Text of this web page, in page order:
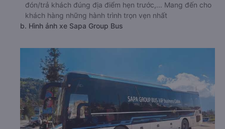
đón/trả khách đúng địa điểm hẹn trước,... Mang đến cho
khách hàng những hành trình trọn vẹn nhất
b. Hình ảnh xe Sapa Group Bus